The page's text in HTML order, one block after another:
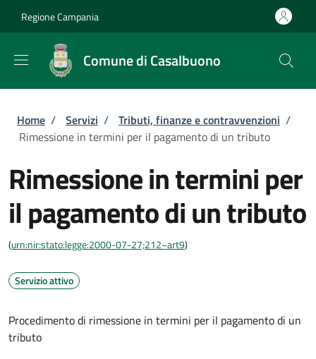
Regione Campania
Comune di Casalbuono
Briciole di pane
Home / Servizi / Tributi, finanze e contravvenzioni /
Rimessione in termini per il pagamento di un tributo
Rimessione in termini per
il pagamento di un tributo
(urn:nir:stato:legge:2000-07-27;212~art9)
Servizio attivo
Procedimento di rimessione in termini per il pagamento di un
tributo